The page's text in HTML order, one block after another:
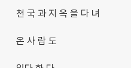
천 국 과 지 옥 을 다 녀
온 사 람 도